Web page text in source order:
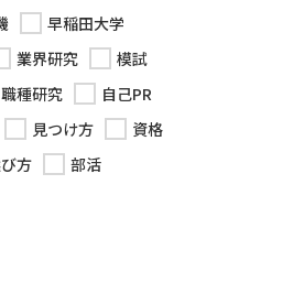
早稲田大学
業界研究
模試
職種研究
自己PR
見つけ方
資格
方
部活